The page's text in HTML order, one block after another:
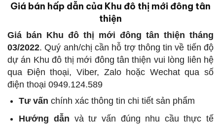
Giá bán hấp dẫn của Khu đô thị mới đông tân
thiện
Giá bán Khu đô thị mới đông tân thiện tháng
03/2022. Quý anh/chị cần hỗ trợ thông tin về tiến độ
dự án Khu đô thị mới đông tân thiện vui lòng liên hệ
qua Điện thoại, Viber, Zalo hoặc Wechat qua số
điện thoại 0949.124.589
Tư vấn chính xác thông tin chi tiết sản phẩm
Hướng dẫn và tư vấn đúng nhu cầu thực tế